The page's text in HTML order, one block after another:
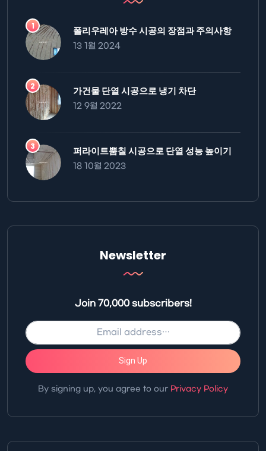
폴리우레아 방수 시공의 장점과 주의사항
13 1월 2024
가건물 단열 시공으로 냉기 차단
12 9월 2022
퍼라이트뿜칠 시공으로 단열 성능 높이기
18 10월 2023
Newsletter
Join 70,000 subscribers!
Sign Up
By signing up, you agree to our Privacy Policy